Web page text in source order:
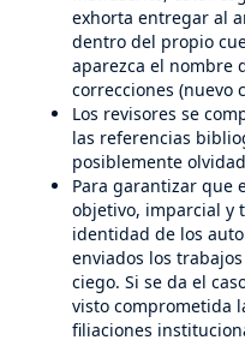
exhorta entregar al
dentro del propio
aparezca el nombre
correcciones (nuevo
Los revisores se
las referencias
posiblemente
Para garantizar que
objetivo, imparcial y
identidad de los
enviados los
ciego. Si se da el
visto comprometida
filiaciones